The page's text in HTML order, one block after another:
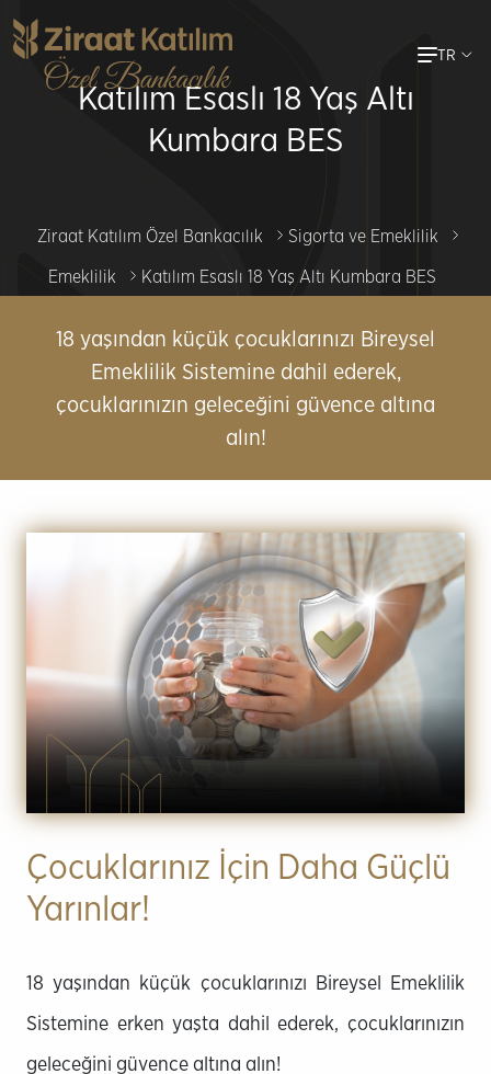
Ana
içeriğe
TR
Katılım Esaslı 18 Yaş Altı
Kumbara BES
Ziraat Katılım Özel Bankacılık
Sigorta ve Emeklilik
Emeklilik
Katılım Esaslı 18 Yaş Altı Kumbara BES
18 yaşından küçük çocuklarınızı Bireysel
Emeklilik Sistemine dahil ederek,
çocuklarınızın geleceğini güvence altına
alın!
Çocuklarınız İçin Daha Güçlü
Yarınlar!
18 yaşından küçük çocuklarınızı Bireysel Emeklilik
Sistemine erken yaşta dahil ederek, çocuklarınızın
geleceğini güvence altına alın!